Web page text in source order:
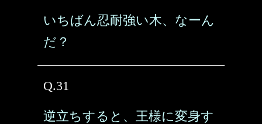
いちばん忍耐強い木、なーん
だ？
Q.31
逆立ちすると、王様に変身す